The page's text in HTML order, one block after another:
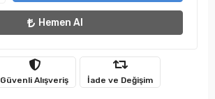
Hemen Al
Güvenli Alışveriş İade ve Değişim